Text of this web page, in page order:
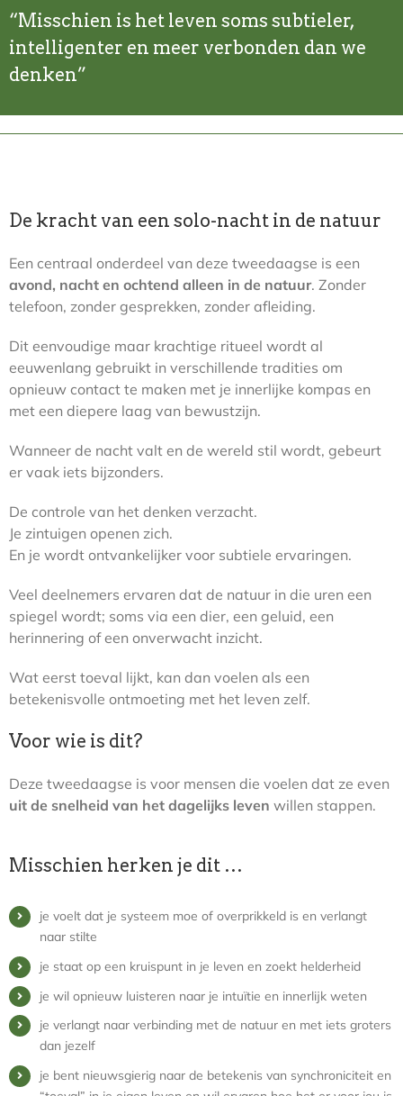
“Misschien is het leven soms subtieler,
intelligenter en meer verbonden dan we
denken”
De kracht van een solo-nacht in de natuur
Een centraal onderdeel van deze tweedaagse is een
avond, nacht en ochtend alleen in de natuur. Zonder
telefoon, zonder gesprekken, zonder afleiding.
Dit eenvoudige maar krachtige ritueel wordt al
eeuwenlang gebruikt in verschillende tradities om
opnieuw contact te maken met je innerlijke kompas en
met een diepere laag van bewustzijn.
Wanneer de nacht valt en de wereld stil wordt, gebeurt
er vaak iets bijzonders.
De controle van het denken verzacht.
Je zintuigen openen zich.
En je wordt ontvankelijker voor subtiele ervaringen.
Veel deelnemers ervaren dat de natuur in die uren een
spiegel wordt; soms via een dier, een geluid, een
herinnering of een onverwacht inzicht.
Wat eerst toeval lijkt, kan dan voelen als een
betekenisvolle ontmoeting met het leven zelf.
Voor wie is dit?
Deze tweedaagse is voor mensen die voelen dat ze even
uit de snelheid van het dagelijks leven willen stappen.
Misschien herken je dit …
je voelt dat je systeem moe of overprikkeld is en verlangt
naar stilte
je staat op een kruispunt in je leven en zoekt helderheid
je wil opnieuw luisteren naar je intuïtie en innerlijk weten
je verlangt naar verbinding met de natuur en met iets groters
dan jezelf
je bent nieuwsgierig naar de betekenis van synchroniciteit en